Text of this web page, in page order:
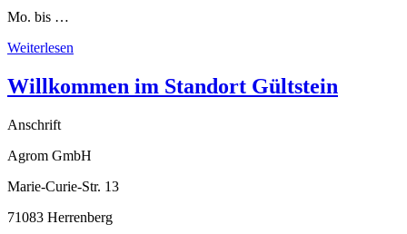
Mo. bis …
Weiterlesen
Willkommen im Standort Gültstein
Anschrift
Agrom GmbH
Marie-Curie-Str. 13
71083 Herrenberg